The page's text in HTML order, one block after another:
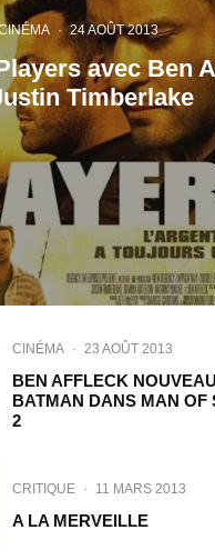
· 24 AOÛT 2013
avec Ben
Timberlake
CINÉMA · 23 AOÛT 2013
BEN AFFLECK NOUVEAU
BATMAN DANS MAN OF
2
CRITIQUE · 11 MARS 2013
A LA MERVEILLE